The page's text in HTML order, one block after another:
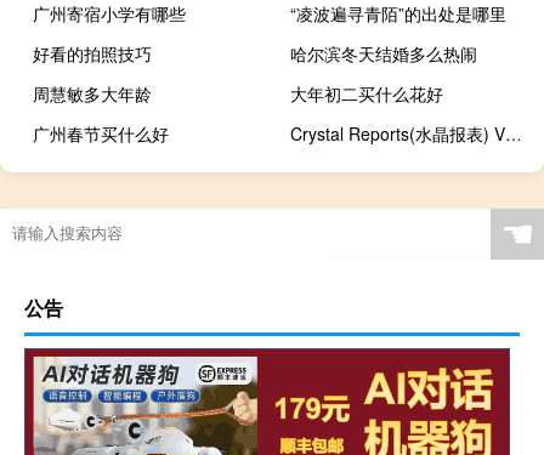
广州寄宿小学有哪些
“凌波遍寻青陌”的出处是哪里
好看的拍照技巧
哈尔滨冬天结婚多么热闹
周慧敏多大年龄
大年初二买什么花好
广州春节买什么好
Crystal Reports(水晶报表) V2013 官方版（Crystal Reports(水晶报表) V2013 官方版功能简介）
☚
公告